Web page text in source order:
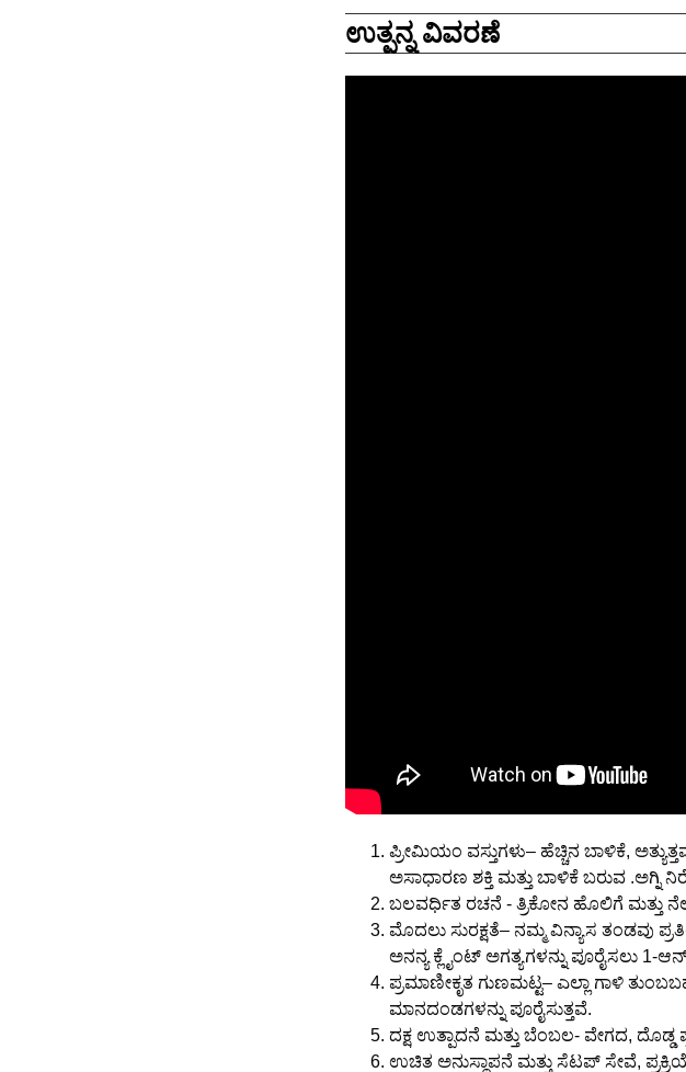
ಉತ್ಪನ್ನ ವಿವರಣೆ
ಪ್ರೀಮಿಯಂ ವಸ್ತುಗಳು– ಹೆಚ್ಚಿನ ಬಾಳಿಕೆ,
ಅಸಾಧಾರಣ ಶಕ್ತಿ ಮತ್ತು ಬಾಳಿಕೆ ಬರುವ
ಬಲವರ್ಧಿತ ರಚನೆ - ತ್ರಿಕೋನ ಹೊಲಿಗೆ ಮತ್ತು
ಮೊದಲು ಸುರಕ್ಷತೆ– ನಮ್ಮ ವಿನ್ಯಾಸ ತಂಡವು
ಅನನ್ಯ ಕ್ಲೈಂಟ್ ಅಗತ್ಯಗಳನ್ನು ಪೂರೈಸಲು 1-
ಪ್ರಮಾಣೀಕೃತ ಗುಣಮಟ್ಟ– ಎಲ್ಲಾ ಗಾಳಿ
ಮಾನದಂಡಗಳನ್ನು ಪೂರೈಸುತ್ತವೆ.
ದಕ್ಷ ಉತ್ಪಾದನೆ ಮತ್ತು ಬೆಂಬಲ- ವೇಗದ,
ಉಚಿತ ಅನುಸ್ಥಾಪನೆ ಮತ್ತು ಸೆಟಪ್ ಸೇವೆ,